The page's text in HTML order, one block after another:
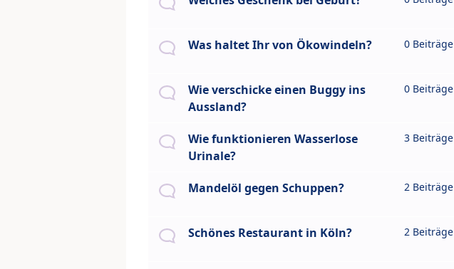
Was haltet Ihr von Ökowindeln? 0 Beiträge
Wie verschicke einen Buggy ins
Aussland?
0 Beiträge
Wie funktionieren Wasserlose
Urinale?
3 Beiträge
Mandelöl gegen Schuppen? 2 Beiträge
Schönes Restaurant in Köln? 2 Beiträge